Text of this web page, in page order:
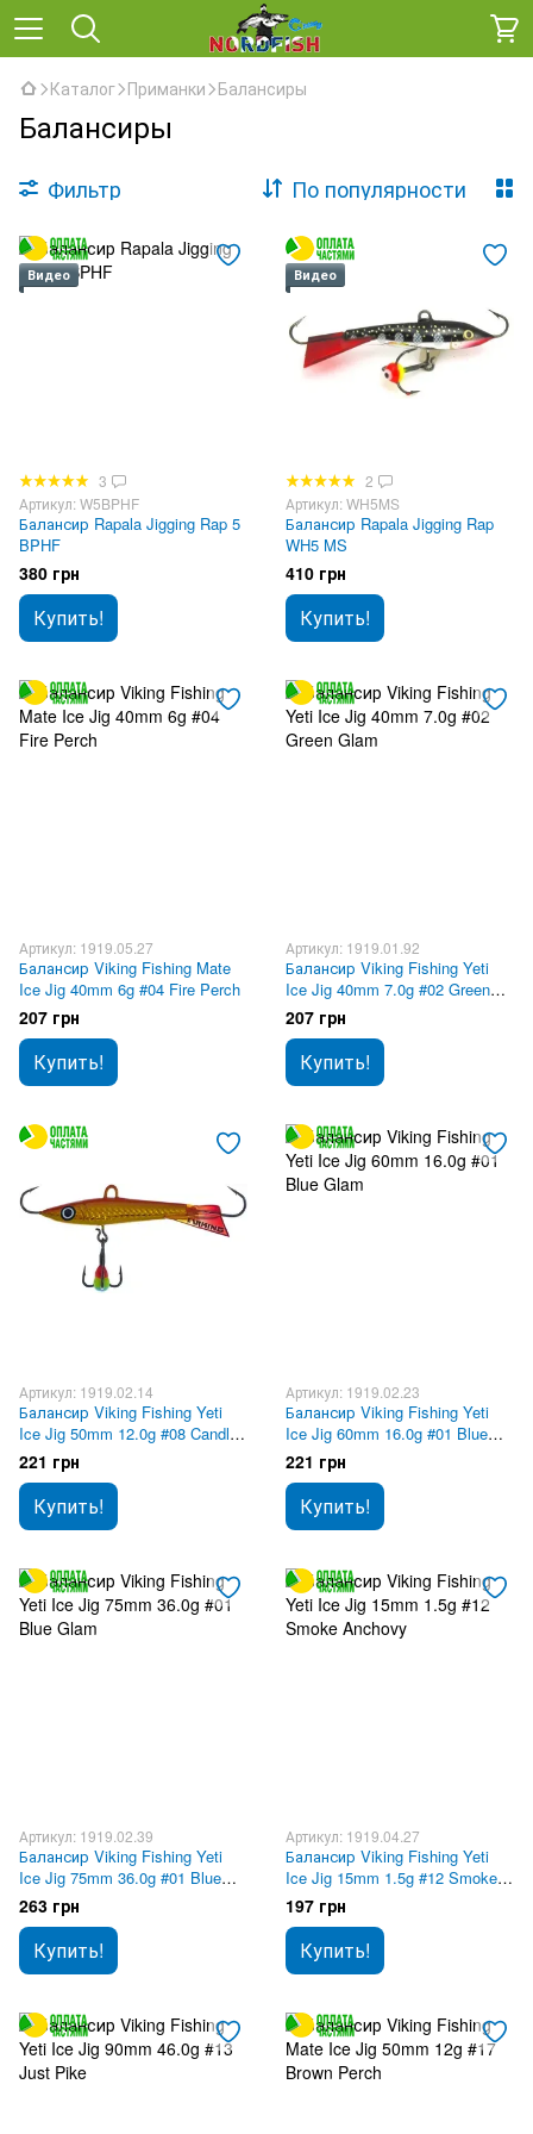
Каталог Приманки Балансиры
Балансиры
Фильтр По популярности
Видео
3
Артикул: W5BPHF
Балансир Rapala Jigging Rap 5
BPHF
380 грн
Купить!
Видео
2
Артикул: WH5MS
Балансир Rapala Jigging Rap
WH5 MS
410 грн
Купить!
Артикул: 1919.05.27
Балансир Viking Fishing Mate
Ice Jig 40mm 6g #04 Fire Perch
207 грн
Купить!
Артикул: 1919.01.92
Балансир Viking Fishing Yeti
Ice Jig 40mm 7.0g #02 Green
Glam
207 грн
Купить!
Артикул: 1919.02.14
Балансир Viking Fishing Yeti
Ice Jig 50mm 12.0g #08 Candle
Flame
221 грн
Купить!
Артикул: 1919.02.23
Балансир Viking Fishing Yeti
Ice Jig 60mm 16.0g #01 Blue
Glam
221 грн
Купить!
Артикул: 1919.02.39
Балансир Viking Fishing Yeti
Ice Jig 75mm 36.0g #01 Blue
Glam
263 грн
Купить!
Артикул: 1919.04.27
Балансир Viking Fishing Yeti
Ice Jig 15mm 1.5g #12 Smoke
Anchovy
197 грн
Купить!